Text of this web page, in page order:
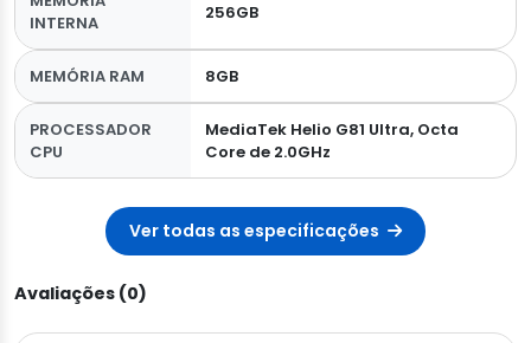
INTERNA
256GB
MEMÓRIA RAM 8GB
PROCESSADOR
CPU
MediaTek Helio G81 Ultra, Octa
Core de 2.0GHz
Ver todas as especificações
Avaliações (0)